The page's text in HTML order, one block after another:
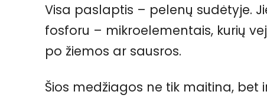
Visa paslaptis – pelenų sudėtyje.
fosforu – mikroelementais, kurių
po žiemos ar sausros.
Šios medžiagos ne tik maitina,